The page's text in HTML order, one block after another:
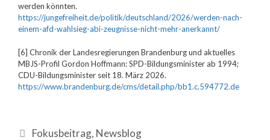
werden könnten.
https://jungefreiheit.de/politik/deutschland/2026/werden-nach-
einem-afd-wahlsieg-abi-zeugnisse-nicht-mehr-anerkannt/
[6] Chronik der Landesregierungen Brandenburg und aktuelles
MBJS-Profil Gordon Hoffmann: SPD-Bildungsminister ab 1994;
CDU-Bildungsminister seit 18. März 2026.
https://www.brandenburg.de/cms/detail.php/bb1.c.594772.de
Fokusbeitrag, Newsblog